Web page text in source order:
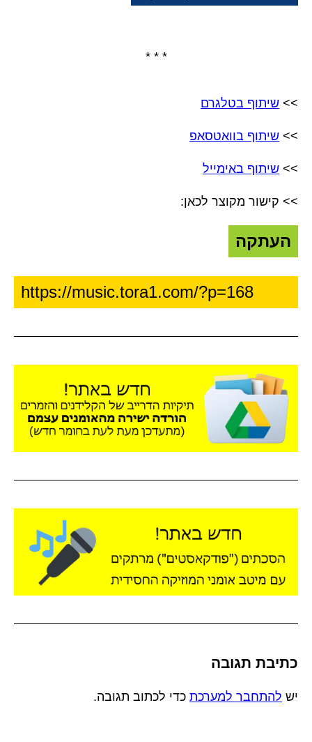
* * *
>> שיתוף בטלגרם
>> שיתוף בוואטסאפ
>> שיתוף באימייל
>> קישור מקוצר לכאן:
העתקה
כתיבת תגובה
יש להתחבר למערכת כדי לכתוב תגובה.